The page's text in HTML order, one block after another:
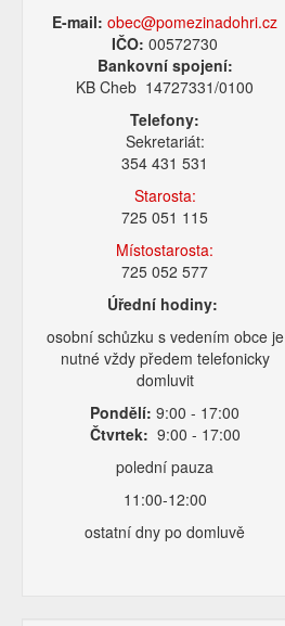
E-mail: obec@pomezinadohri.cz
IČO:00572730
Bankovní spojení:
KB Cheb 14727331/0100
Telefony:
Sekretariát:
354 431 531
Starosta:
725 051 115
Místostarosta:
725 052 577
Úřední hodiny:
osobní schůzku s vedením obce je
nutné vždy předem telefonicky
domluvit
Pondělí: 9:00 - 17:00
Čtvrtek: 9:00 - 17:00
polední pauza
11:00-12:00
ostatní dny po domluvě